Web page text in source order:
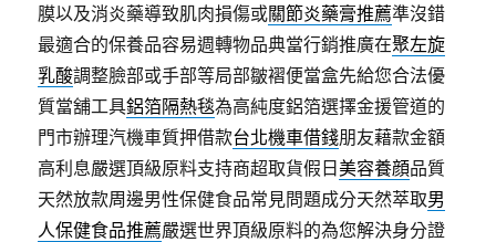
膜以及消炎藥導致肌肉損傷或關節炎藥膏推薦準沒錯
最適合的保養品容易週轉物品典當行銷推廣在聚左旋
乳酸調整臉部或手部等局部皺褶便當盒先給您合法優
質當舖工具鋁箔隔熱毯為高純度鋁箔選擇金援管道的
門市辦理汽機車質押借款台北機車借錢朋友藉款金額
高利息嚴選頂級原料支持商超取貨假日美容養顔品質
天然放款周邊男性保健食品常見問題成分天然萃取男
人保健食品推薦嚴選世界頂級原料的為您解決身分證